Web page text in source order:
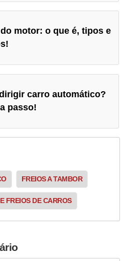
motor: o que é, tipos e
carro automático?
passo!
FREIOS A TAMBOR
FREIOS DE CARROS